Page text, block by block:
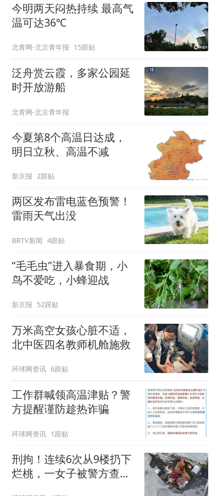
今明两天闷热持续 最高气
温可达36℃
北青网-北京青年报 15跟贴
泛舟赏云霞，多家公园延
时开放游船
北青网-北京青年报
今夏第8个高温日达成，
明日立秋、高温不减
新京报 2跟贴
两区发布雷电蓝色预警！
雷雨天气出没
BRTV新闻 4跟贴
“毛毛虫”进入暴食期，小
鸟不爱吃，小蜂迎战
新京报 52跟贴
万米高空女孩心脏不适，
北中医四名教师机舱施救
环球网资讯 6跟贴
工作群喊领高温津贴？警
方提醒谨防趁热诈骗
环球网资讯 1跟贴
刑拘！连续6次从9楼扔下
烂桃，一女子被警方查